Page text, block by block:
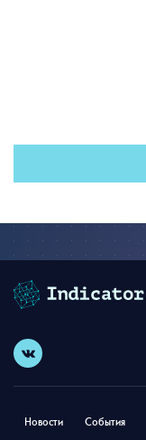
Новости События